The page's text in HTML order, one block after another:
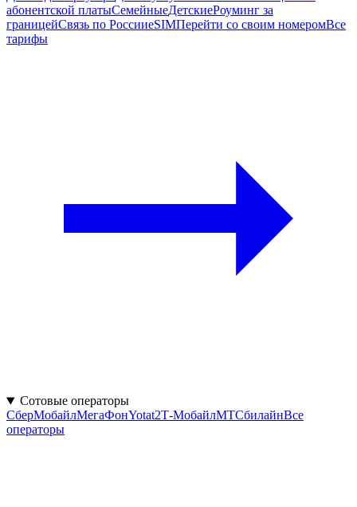
абонентской платыСемейныеДетскиеРоуминг за
границейСвязь по РоссииeSIMПерейти со своим номеромВсе
тарифы
Сотовые операторы
СберМобайлМегаФонYotat2Т‑МобайлМТСбилайнВсе
операторы